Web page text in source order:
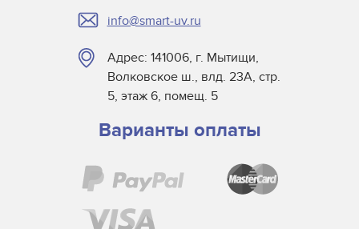
info@smart-uv.ru
Адрес: 141006, г. Мытищи,
Волковское ш., влд. 23А, стр.
5, этаж 6, помещ. 5
Варианты оплаты